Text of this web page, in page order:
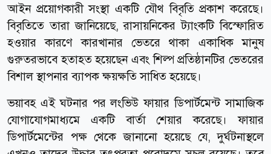
আইন প্রয়োগকারী সংস্থা একটি যৌথ বিবৃতি প্রকাশ করেছে।
বিবৃতিতে তারা জানিয়েছে, রাসায়নিকের ট্যাংকটি বিস্ফোরিত
হওয়ার কারণে কারখানার ভেতরে থাকা একাধিক মানুষ
গুরুতরভাবে হতাহত হয়েছেন এবং শিল্প প্রতিষ্ঠানটির ভেতরের
বিশাল স্থাপনার ব্যাপক ক্ষয়ক্ষতি সাধিত হয়েছে।
ভয়াবহ এই ঘটনার পর লংভিউ ফায়ার ডিপার্টমেন্ট সামাজিক
যোগাযোগমাধ্যমে একটি বার্তা শেয়ার করেছে। ফায়ার
ডিপার্টমেন্টের পক্ষ থেকে জানানো হয়েছে যে, দুর্ঘটনাস্থলে